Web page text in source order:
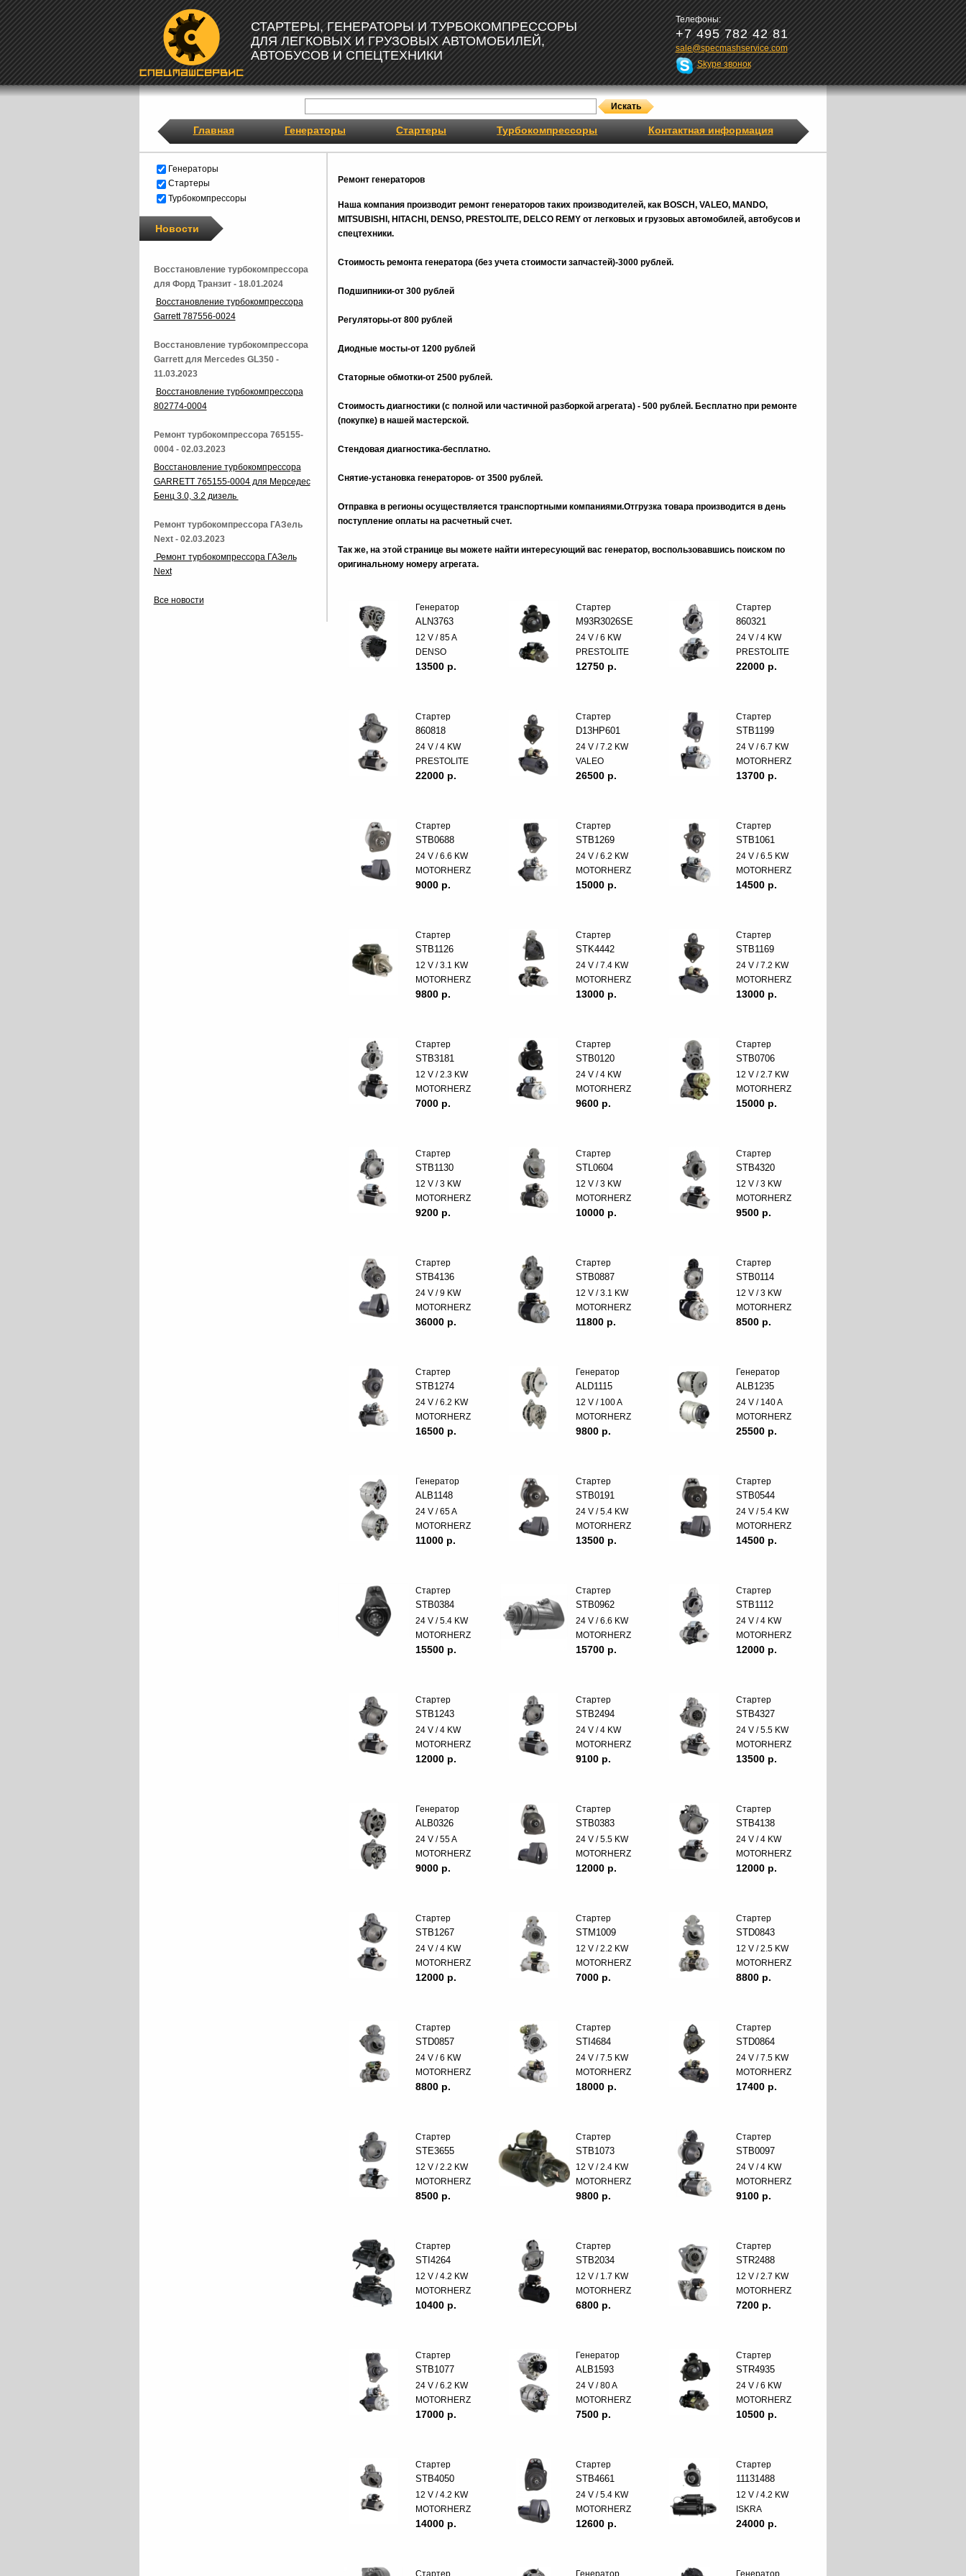
СТАРТЕРЫ, ГЕНЕРАТОРЫ И ТУРБОКОМПРЕССОРЫ
ДЛЯ ЛЕГКОВЫХ И ГРУЗОВЫХ АВТОМОБИЛЕЙ,
АВТОБУСОВ И СПЕЦТЕХНИКИ
Телефоны:
+7 495 782 42 81
sale@specmashservice.com
Skype звонок
Главная Генераторы Стартеры Турбокомпрессоры Контактная информация
Ремонт генераторов
Наша компания производит ремонт генераторов таких производителей, как BOSCH, VALEO, MANDO,
MITSUBISHI, HITACHI, DENSO, PRESTOLITE, DELCO REMY от легковых и грузовых автомобилей, автобусов и
спецтехники.
Стоимость ремонта генератора (без учета стоимости запчастей)-3000 рублей.
Подшипники-от 300 рублей
Регуляторы-от 800 рублей
Диодные мосты-от 1200 рублей
Статорные обмотки-от 2500 рублей.
Стоимость диагностики (с полной или частичной разборкой агрегата) - 500 рублей. Бесплатно при ремонте
(покупке) в нашей мастерской.
Стендовая диагностика-бесплатно.
Снятие-установка генераторов- от 3500 рублей.
Отправка в регионы осуществляется транспортными компаниями.Отгрузка товара производится в день
поступление оплаты на расчетный счет.
Так же, на этой странице вы можете найти интересующий вас генератор, воспользовавшись поиском по
оригинальному номеру агрегата.
Генератор
ALN3763
12 V / 85 A
DENSO
13500 p.
Стартер
M93R3026SE
24 V / 6 KW
PRESTOLITE
12750 p.
Стартер
860321
24 V / 4 KW
PRESTOLITE
22000 p.
Стартер
860818
24 V / 4 KW
PRESTOLITE
22000 p.
Стартер
D13HP601
24 V / 7.2 KW
VALEO
26500 p.
Стартер
STB1199
24 V / 6.7 KW
MOTORHERZ
13700 p.
Стартер
STB0688
24 V / 6.6 KW
MOTORHERZ
9000 p.
Стартер
STB1269
24 V / 6.2 KW
MOTORHERZ
15000 p.
Стартер
STB1061
24 V / 6.5 KW
MOTORHERZ
14500 p.
Стартер
STB1126
12 V / 3.1 KW
MOTORHERZ
9800 p.
Стартер
STK4442
24 V / 7.4 KW
MOTORHERZ
13000 p.
Стартер
STB1169
24 V / 7.2 KW
MOTORHERZ
13000 p.
Стартер
STB3181
12 V / 2.3 KW
MOTORHERZ
7000 p.
Стартер
STB0120
24 V / 4 KW
MOTORHERZ
9600 p.
Стартер
STB0706
12 V / 2.7 KW
MOTORHERZ
15000 p.
Стартер
STB1130
12 V / 3 KW
MOTORHERZ
9200 p.
Стартер
STL0604
12 V / 3 KW
MOTORHERZ
10000 p.
Стартер
STB4320
12 V / 3 KW
MOTORHERZ
9500 p.
Стартер
STB4136
24 V / 9 KW
MOTORHERZ
36000 p.
Стартер
STB0887
12 V / 3.1 KW
MOTORHERZ
11800 p.
Стартер
STB0114
12 V / 3 KW
MOTORHERZ
8500 p.
Стартер
STB1274
24 V / 6.2 KW
MOTORHERZ
16500 p.
Генератор
ALD1115
12 V / 100 A
MOTORHERZ
9800 p.
Генератор
ALB1235
24 V / 140 A
MOTORHERZ
25500 p.
Генератор
ALB1148
24 V / 65 A
MOTORHERZ
11000 p.
Стартер
STB0191
24 V / 5.4 KW
MOTORHERZ
13500 p.
Стартер
STB0544
24 V / 5.4 KW
MOTORHERZ
14500 p.
Стартер
STB0384
24 V / 5.4 KW
MOTORHERZ
15500 p.
Стартер
STB0962
24 V / 6.6 KW
MOTORHERZ
15700 p.
Стартер
STB1112
24 V / 4 KW
MOTORHERZ
12000 p.
Стартер
STB1243
24 V / 4 KW
MOTORHERZ
12000 p.
Стартер
STB2494
24 V / 4 KW
MOTORHERZ
9100 p.
Стартер
STB4327
24 V / 5.5 KW
MOTORHERZ
13500 p.
Генератор
ALB0326
24 V / 55 A
MOTORHERZ
9000 p.
Стартер
STB0383
24 V / 5.5 KW
MOTORHERZ
12000 p.
Стартер
STB4138
24 V / 4 KW
MOTORHERZ
12000 p.
Стартер
STB1267
24 V / 4 KW
MOTORHERZ
12000 p.
Стартер
STM1009
12 V / 2.2 KW
MOTORHERZ
7000 p.
Стартер
STD0843
12 V / 2.5 KW
MOTORHERZ
8800 p.
Стартер
STD0857
24 V / 6 KW
MOTORHERZ
8800 p.
Стартер
STI4684
24 V / 7.5 KW
MOTORHERZ
18000 p.
Стартер
STD0864
24 V / 7.5 KW
MOTORHERZ
17400 p.
Стартер
STE3655
12 V / 2.2 KW
MOTORHERZ
8500 p.
Стартер
STB1073
12 V / 2.4 KW
MOTORHERZ
9800 p.
Стартер
STB0097
24 V / 4 KW
MOTORHERZ
9100 p.
Стартер
STI4264
12 V / 4.2 KW
MOTORHERZ
10400 p.
Стартер
STB2034
12 V / 1.7 KW
MOTORHERZ
6800 p.
Стартер
STR2488
12 V / 2.7 KW
MOTORHERZ
7200 p.
Стартер
STB1077
24 V / 6.2 KW
MOTORHERZ
17000 p.
Генератор
ALB1593
24 V / 80 A
MOTORHERZ
7500 p.
Стартер
STR4935
24 V / 6 KW
MOTORHERZ
10500 p.
Стартер
STB4050
12 V / 4.2 KW
MOTORHERZ
14000 p.
Стартер
STB4661
24 V / 5.4 KW
MOTORHERZ
12600 p.
Стартер
11131488
12 V / 4.2 KW
ISKRA
24000 p.
Стартер Генератор Генератор
Генераторы
Стартеры
Турбокомпрессоры
Новости
Восстановление турбокомпрессора
для Форд Транзит - 18.01.2024
Восстановление турбокомпрессора
Garrett 787556-0024
Восстановление турбокомпрессора
Garrett для Mercedes GL350 -
11.03.2023
Восстановление турбокомпрессора
802774-0004
Ремонт турбокомпрессора 765155-
0004 - 02.03.2023
Восстановление турбокомпрессора
GARRETT 765155-0004 для Мерседес
Бенц 3.0, 3.2 дизель
Ремонт турбокомпрессора ГАЗель
Next - 02.03.2023
Ремонт турбокомпрессора ГАЗель
Next
Все новости